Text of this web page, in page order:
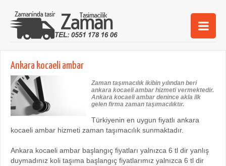
Ana Sayfa
Hizmetlerimiz
Kurumsal
Ankara kocaeli ambar
Zaman taşımacılık ikibin yılından beri
ankara kocaeli ambar hizmeti vermektedir.
Ankara kocaeli ambar denince akla ilk
gelen firma zaman taşımacılıktır.
Türkiyenin en uygun fiyatlı ankara
kocaeli ambar hizmeti zaman taşımacılık sunmaktadır.
Ankara kocaeli ambar başlangıç fiyatları yalnızca 6 tl dir yanlış
duymadınız koli taşıma başlangıç fiyatlarımız yalnızca 6 tl dir